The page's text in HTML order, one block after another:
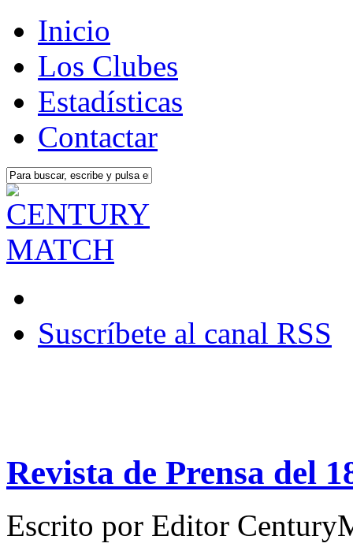
Inicio
Los Clubes
Estadísticas
Contactar
Suscríbete al canal RSS
Revista de Prensa del
Escrito por Editor